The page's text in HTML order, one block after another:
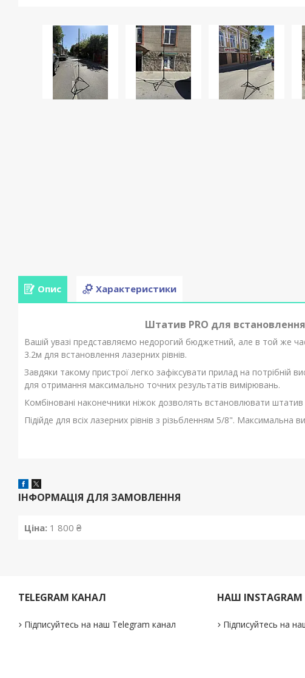
Опис Характеристики
Штатив PRO для
Вашій увазі представляємо недорогий бюджетний, але в той же
3.2м для встановлення лазерних рівнів.
Завдяки такому пристрої легко зафіксувати прилад на потрібній
для отримання максимально точних результатів вимірювань.
Комбіновані наконечники ніжок дозволять встановлювати штатив
Підійде для всіх лазерних рівнів з різьбленням 5/8". Максимальна
ІНФОРМАЦІЯ ДЛЯ ЗАМОВЛЕННЯ
Ціна: 1 800 ₴
TELEGRAM КАНАЛ
Підписуйтесь на наш Telegram канал
НАШ INSTAGRAM
Підписуйтесь на